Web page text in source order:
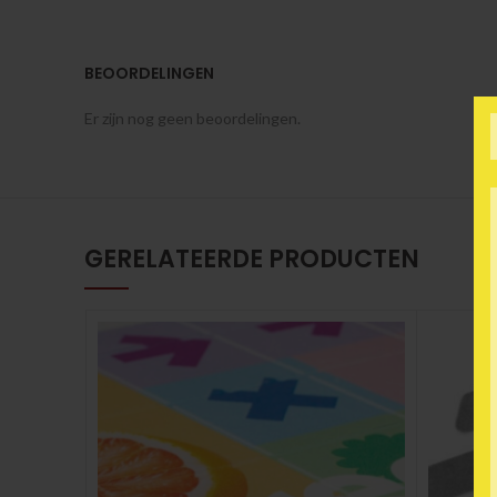
BEOORDELINGEN
Er zijn nog geen beoordelingen.
GERELATEERDE PRODUCTEN